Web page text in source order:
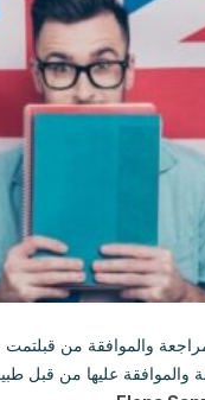
والموافقة من قبلتمت
والموافقة عليها من قبل